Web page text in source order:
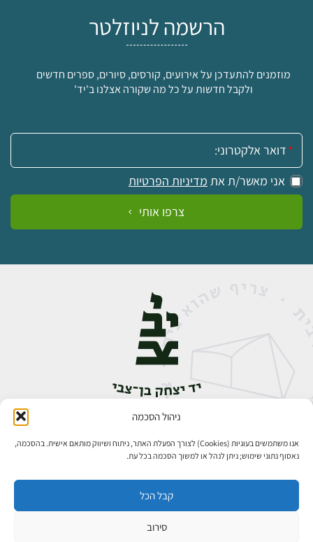
ניהול הסכמה
אנו משתמשים בעוגיות (Cookies) לצורך הפעלת האתר, ניתוח ושיווק מותאם אישית. בהסכמה,
נאסוף נתוני שימוש; ניתן לנהל או למשוך הסכמה בכל עת.
קבל הכל
סירוב
הרשמה לניוזלטר
מוזמנים להתעדכן על אירועים, קורסים, סיורים, ספרים חדשים
ולקבל חדשות על כל מה שקורה אצלנו ב'יד'
אימייל:
אני מאשר/ת את מדיניות הפרטיות
צרפו אותי
אבן גבירול 14, רחביה, ירושלים